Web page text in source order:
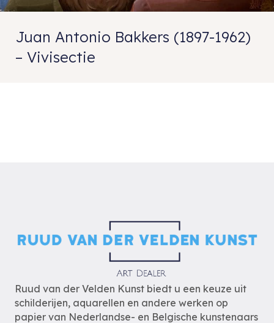
Juan Antonio Bakkers (1897-1962)
– Vivisectie
Ruud van der Velden Kunst biedt u een keuze uit
schilderijen, aquarellen en andere werken op
papier van Nederlandse- en Belgische kunstenaars